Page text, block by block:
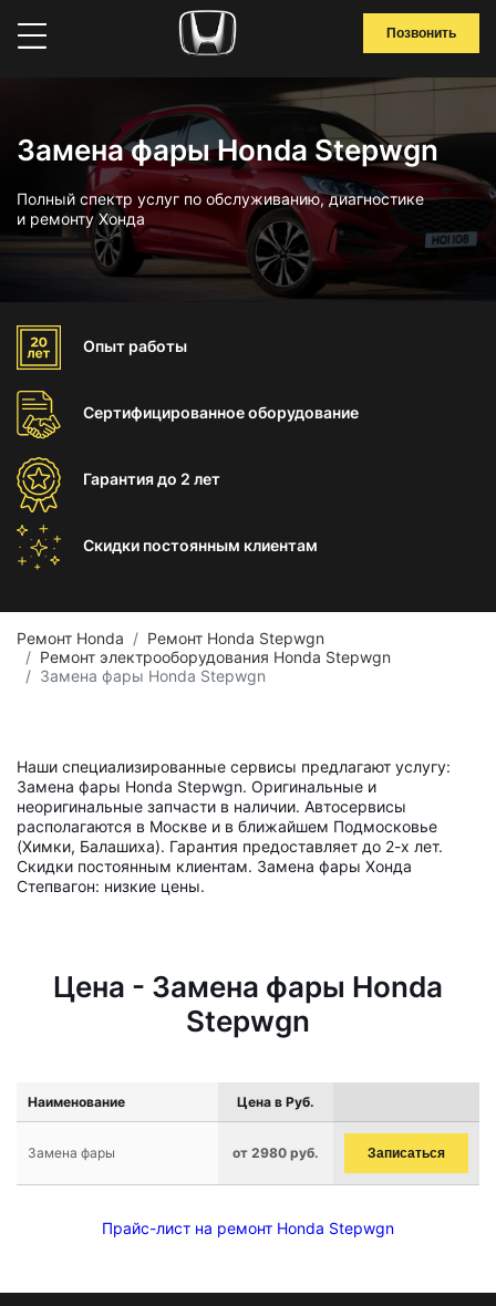
Позвонить
Замена фары Honda Stepwgn
Полный спектр услуг по обслуживанию, диагностике
и ремонту Хонда
Опыт работы
Сертифицированноеоборудование
Гарантиядо 2 лет
Скидки постоянным клиентам
Ремонт Honda
Ремонт Honda Stepwgn
Ремонт электрооборудования Honda Stepwgn
Замена фары Honda Stepwgn
Наши специализированные сервисы предлагают услугу:
Замена фары Honda Stepwgn. Оригинальные и
неоригинальные запчасти в наличии. Автосервисы
располагаются в Москве и в ближайшем Подмосковье
(Химки, Балашиха). Гарантия предоставляет до 2-х лет.
Скидки постоянным клиентам. Замена фары Хонда
Степвагон: низкие цены.
Цена - Замена фары Honda
Stepwgn
Наименование Цена в Руб.
Замена фары от 2980 руб. Записаться
Прайс-лист на ремонт Honda Stepwgn